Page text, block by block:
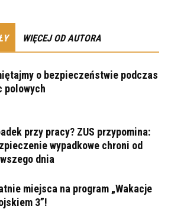
WIĘCEJ OD AUTORA
o bezpieczeństwie podczas
polowych
przy pracy? ZUS przypomina:
wypadkowe chroni od
dnia
miejsca na program „Wakacje
3”!